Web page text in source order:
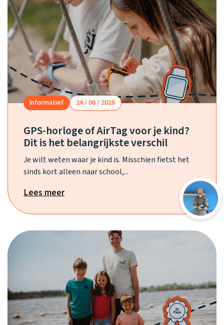
Informatief 24 / 06 / 2026
GPS-horloge of AirTag voor je kind?
Dit is het belangrijkste verschil
Je wilt weten waar je kind is. Misschien fietst het
sinds kort alleen naar school,...
Lees meer